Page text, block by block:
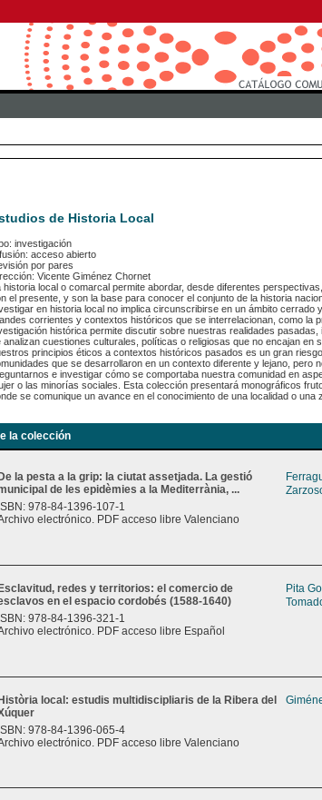
de Historia Local
investigación
acceso abierto
por pares
Vicente Giménez Chornet
historia local o comarcal permite abordar, desde diferentes
el presente, y son la base para conocer el conjunto de la historia
en historia local no implica circunscribirse en un ámbito cerrado
corrientes y contextos históricos que se interrelacionan, como la
histórica permite discutir sobre nuestras realidades
analizan cuestiones culturales, políticas o religiosas que no encajan
principios éticos a contextos históricos pasados es un gran
que se desarrollaron en un contexto diferente y lejano, pero
e investigar cómo se comportaba nuestra comunidad en
o las minorías sociales. Esta colección presentará monográficos
se comunique un avance en el conocimiento de una localidad o una
la colección
De la pesta a la grip: la ciutat assetjada. La gestió
de les epidèmies a la Mediterrània, ...
ISBN: 978-84-1396-107-1
electrónico. PDF acceso libre Valenciano
Esclavitud, redes y territorios: el comercio de
en el espacio cordobés (1588-1640)
ISBN: 978-84-1396-321-1
electrónico. PDF acceso libre Español
Pita
Història local: estudis multidiscipliaris de la Ribera del
ISBN: 978-84-1396-065-4
electrónico. PDF acceso libre Valenciano